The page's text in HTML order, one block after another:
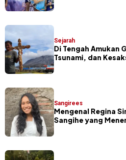
Sejarah
Di Tengah Amukan
Tsunami, dan
Sangirees
Mengenal Regina
Sangihe yang